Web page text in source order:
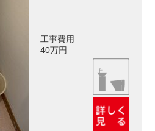
工事費用
40万円